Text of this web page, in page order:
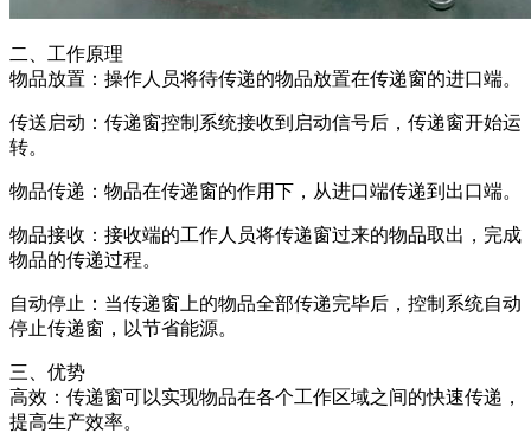
二、工作原理
物品放置：操作人员将待传递的物品放置在传递窗的进口端。
传送启动：传递窗控制系统接收到启动信号后，传递窗开始运
转。
物品传递：物品在传递窗的作用下，从进口端传递到出口端。
物品接收：接收端的工作人员将传递窗过来的物品取出，完成
物品的传递过程。
自动停止：当传递窗上的物品全部传递完毕后，控制系统自动
停止传递窗，以节省能源。
三、优势
高效：传递窗可以实现物品在各个工作区域之间的快速传递，
提高生产效率。